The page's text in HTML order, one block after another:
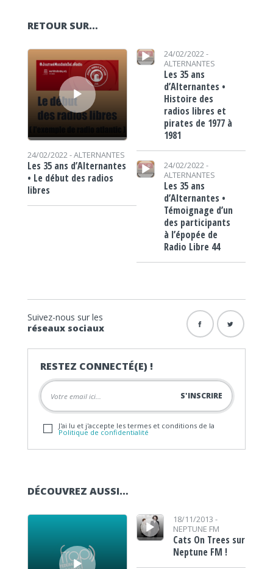
RETOUR SUR…
Lecteur audio
24/02/2022 -ALTERNANTES
Les 35 ans d’Alternantes
• Le début des radios
libres
Lecteur audio
24/02/2022 -
ALTERNANTES
Les 35 ans
d’Alternantes •
Histoire des
radios libres et
pirates de 1977 à
1981
Lecteur audio
24/02/2022 -
ALTERNANTES
Les 35 ans
d’Alternantes •
Témoignage d’un
des participants
à l’épopée de
Radio Libre 44
Suivez-nous sur les
réseaux sociaux
RESTEZ CONNECTÉ(E) !
J'ai lu et j'accepte les termes et conditions de la
Politique de confidentialité
DÉCOUVREZ AUSSI…
Lecteur audio
Lecteur audio18/11/2013 -
NEPTUNE FM
Cats On Trees sur
Neptune FM !